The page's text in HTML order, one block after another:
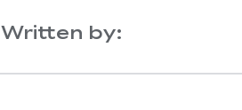
Written by: